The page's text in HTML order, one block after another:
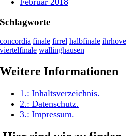
Schlagworte
concordia finale firrel halbfinale ihrhove
viertelfinale wallinghausen
Weitere Informationen
1.: Inhaltsverzeichnis.
2.: Datenschutz.
3.: Impressum.